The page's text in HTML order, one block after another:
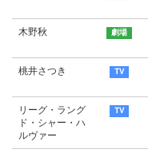
木野秋
桃井さつき
リーグ・ラング
ド・シャー・ハ
ルヴァー